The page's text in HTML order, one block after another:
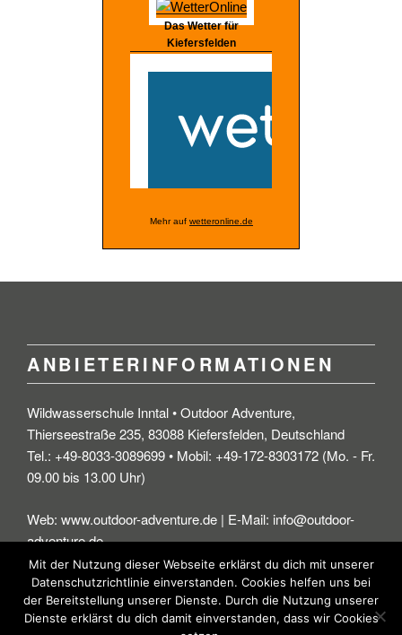
Das Wetter für
Kiefersfelden
Mehr auf wetteronline.de
ANBIETERINFORMATIONEN
Wildwasserschule Inntal • Outdoor Adventure,
Thierseestraße 235, 83088 Kiefersfelden, Deutschland
Tel.: +49-8033-3089699 • Mobil: +49-172-8303172 (Mo. - Fr.
09.00 bis 13.00 Uhr)
Web: www.outdoor-adventure.de | E-Mail: info@outdoor-
adventure.de
© Wildwasserschule Inntal - Outdoor-Adventure.de • • •Impressum|
Mit der Nutzung dieser Webseite erklärst du dich mit unserer
Datenschutzrichtlinie einverstanden. Cookies helfen uns bei
der Bereitstellung unserer Dienste. Durch die Nutzung unserer
Dienste erklärst du dich damit einverstanden, dass wir Cookies